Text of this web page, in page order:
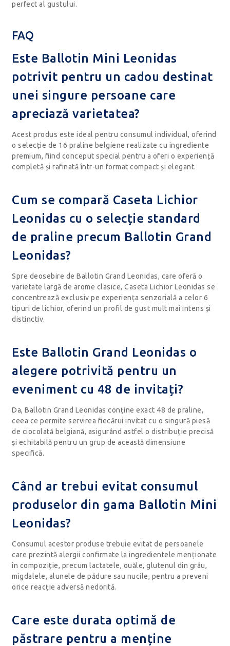
perfect al gustului.
FAQ
Este Ballotin Mini Leonidas
potrivit pentru un cadou destinat
unei singure persoane care
apreciază varietatea?
Acest produs este ideal pentru consumul individual, oferind
o selecție de 16 praline belgiene realizate cu ingrediente
premium, fiind conceput special pentru a oferi o experiență
completă și rafinată într-un format compact și elegant.
Cum se compară Caseta Lichior
Leonidas cu o selecție standard
de praline precum Ballotin Grand
Leonidas?
Spre deosebire de Ballotin Grand Leonidas, care oferă o
varietate largă de arome clasice, Caseta Lichior Leonidas se
concentrează exclusiv pe experiența senzorială a celor 6
tipuri de lichior, oferind un profil de gust mult mai intens și
distinctiv.
Este Ballotin Grand Leonidas o
alegere potrivită pentru un
eveniment cu 48 de invitați?
Da, Ballotin Grand Leonidas conține exact 48 de praline,
ceea ce permite servirea fiecărui invitat cu o singură piesă
de ciocolată belgiană, asigurând astfel o distribuție precisă
și echitabilă pentru un grup de această dimensiune
specifică.
Când ar trebui evitat consumul
produselor din gama Ballotin Mini
Leonidas?
Consumul acestor produse trebuie evitat de persoanele
care prezintă alergii confirmate la ingredientele menționate
în compoziție, precum lactatele, ouăle, glutenul din grâu,
migdalele, alunele de pădure sau nucile, pentru a preveni
orice reacție adversă nedorită.
Care este durata optimă de
păstrare pentru a menține